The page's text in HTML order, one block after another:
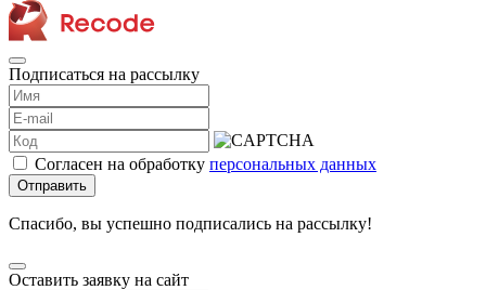
Подписаться на рассылку
Согласен на обработку персональных данных
Отправить
Спасибо, вы успешно подписались на рассылку!
Оставить заявку на сайт